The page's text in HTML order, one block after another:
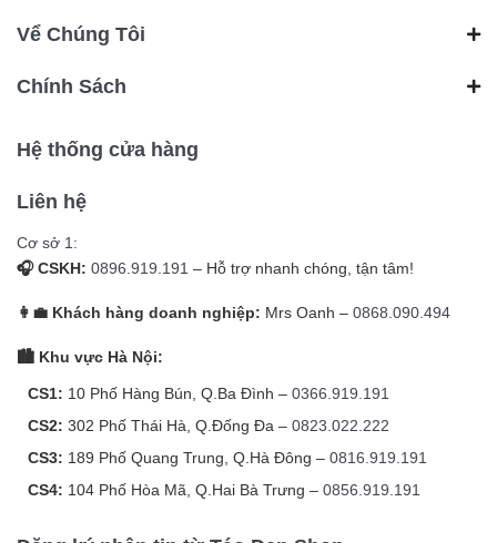
Vể Chúng Tôi
Chính Sách
Hệ thống cửa hàng
Liên hệ
Cơ sở 1:
🎧 CSKH: 0896.919.191 – Hỗ trợ nhanh chóng, tận tâm!
👩‍💼 Khách hàng doanh nghiệp: Mrs Oanh – 0868.090.494
🏙️ Khu vực Hà Nội:
CS1: 10 Phố Hàng Bún, Q.Ba Đình – 0366.919.191
CS2: 302 Phố Thái Hà, Q.Đống Đa – 0823.022.222
CS3: 189 Phố Quang Trung, Q.Hà Đông – 0816.919.191
CS4: 104 Phố Hòa Mã, Q.Hai Bà Trưng – 0856.919.191